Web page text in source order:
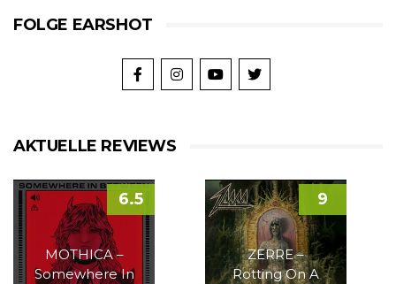
FOLGE EARSHOT
AKTUELLE REVIEWS
MOTHICA –
Somewhere In
6.5
ZERRE –
Rotting On A
9